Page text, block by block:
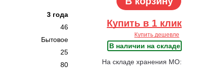
3 года
46
Бытовое
25
80
Купить в 1 клик
Купить дешевле
В наличии на складе
На складе хранения МО: